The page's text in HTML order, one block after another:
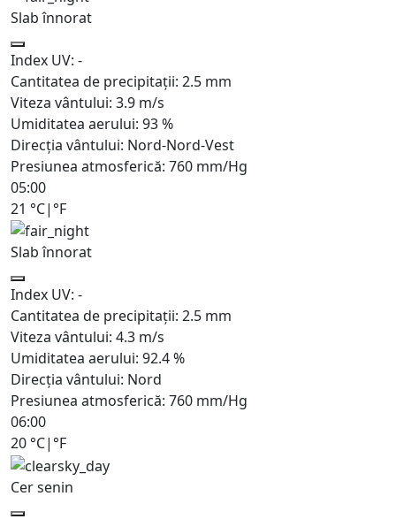
Slab înnorat
Index UV: -
Cantitatea de precipitații: 2.5 mm
Viteza vântului: 3.9 m/s
Umiditatea aerului: 93%
Direcția vântului: Nord-Nord-Vest
Presiunea atmosferică: 760 mm/Hg
05:00
21 °C| °F
Slab înnorat
Index UV: -
Cantitatea de precipitații: 2.5 mm
Viteza vântului: 4.3 m/s
Umiditatea aerului: 92.4%
Direcția vântului: Nord
Presiunea atmosferică: 760 mm/Hg
06:00
20 °C| °F
Cer senin